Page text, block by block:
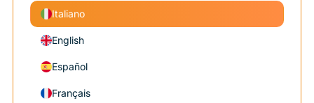
Italiano
English
Español
Français